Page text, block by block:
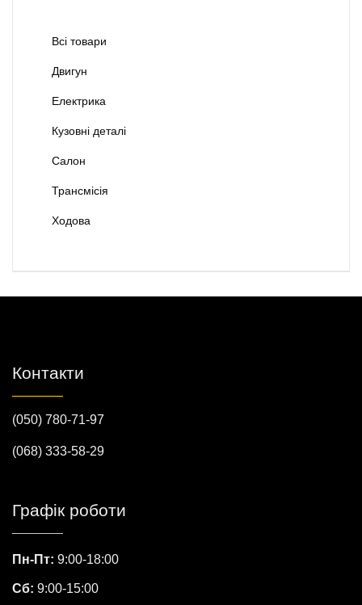
Всі товари
Двигун
Електрика
Кузовні деталі
Салон
Трансмісія
Ходова
Контакти
(050) 780-71-97
(068) 333-58-29
Графік роботи
Пн-Пт: 9:00-18:00
Сб: 9:00-15:00